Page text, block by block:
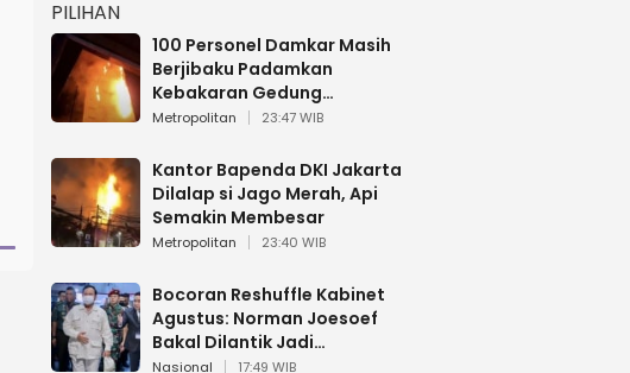
PILIHAN
100 Personel Damkar Masih
Berjibaku Padamkan
Kebakaran Gedung
Bapenda DKI
Metropolitan 23:47 WIB
Kantor Bapenda DKI Jakarta
Dilalap si Jago Merah, Api
Semakin Membesar
Metropolitan 23:40 WIB
Bocoran Reshuffle Kabinet
Agustus: Norman Joesoef
Bakal Dilantik Jadi
Wamenhan RI
Nasional 17:49 WIB